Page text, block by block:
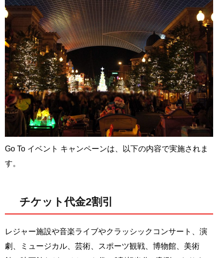
Go To イベント キャンペーンは、以下の内容で実施されま
す。
チケット代金2割引
レジャー施設や音楽ライブやクラッシックコンサート、演
劇、ミュージカル、芸術、スポーツ観戦、博物館、美術